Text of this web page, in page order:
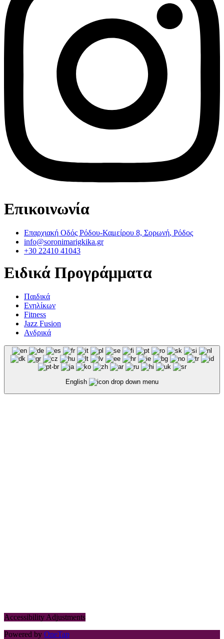
Επικοινωνία
Επαρχιακή Οδός Ρόδου-Καμείρου 8, Σορωνή, Ρόδος
info@soronimarigkika.gr
+30 22410 41043
Ειδικά Προγράμματα
Παιδικά
Ενηλίκων
Fitness
Jazz Fusion
Ανδρικά
English
Accessibility Adjustments
Powered by OneTap